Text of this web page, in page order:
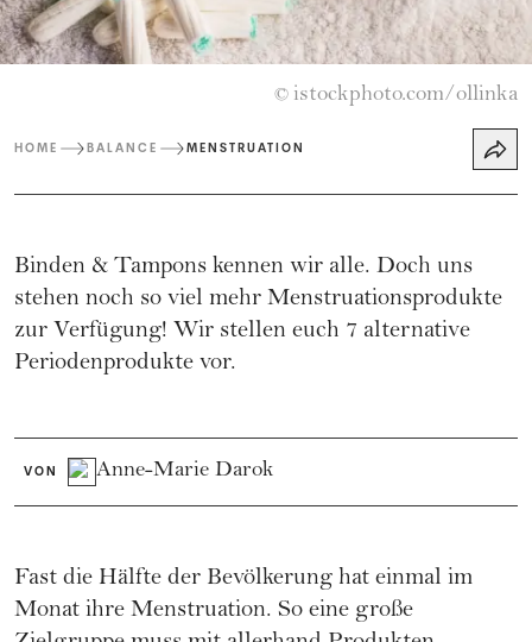
© istockphoto.com/ollinka
HOME BALANCE MENSTRUATION
Binden & Tampons kennen wir alle. Doch uns
stehen noch so viel mehr Menstruationsprodukte
zur Verfügung! Wir stellen euch 7 alternative
Periodenprodukte vor.
VON Anne-Marie Darok
Fast die Hälfte der Bevölkerung hat einmal im
Monat ihre Menstruation. So eine große